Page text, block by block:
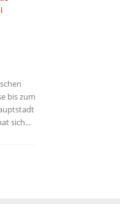
bis zum
sich...